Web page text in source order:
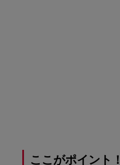
ここがポイント！